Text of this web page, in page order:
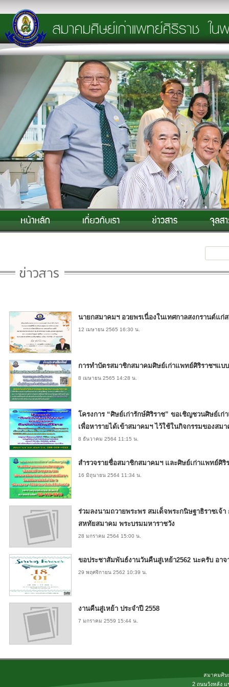
นายกสมาคมฯ อวยพรเนื่องในเทศกาลสงกรานต์แ
12 เมษายน 2565 16:30 น.
การทำบัตรสมาชิกสมาคมศิษย์เก่าแพทย์ศิริราชฯแบ
8 เมษายน 2565 14:28 น.
โครงการ “ศิษย์เก่ารักษ์ศิริราช” ขอเชิญชวนศิษย์เ
เพื่อหารายได้เข้าสมาคมฯ ไว้ใช้ในกิจกรรมของสม
8 ธันวาคม 2564 11:15 น.
สำรวจรายชื่อสมาชิกสมาคมฯ และศิษย์เก่าแพทย์ศิ
16 มิถุนายน 2564 11:34 น.
ร่วมลงนามถวายพระพร สมเด็จพระกนิษฐาธิราชเจ้
สหทัยสมาคม พระบรมมหาราชวัง
28 มกราคม 2564 15:00 น.
ขอประชาสัมพันธ์งานวันคืนสู่เหย้า2562 นะครับ อา
29 พฤศจิกายน 2562 10:39 น.
งานคืนสู่เหย้า ประจำปี 2558
7 มกราคม 2559 15:44 น.
สมาคมศิษ
2 ถนนวังหลัง แ